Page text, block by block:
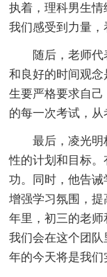
执着，理科男生情
我们感受到力量，
随后，老师代
和良好的时间观
生要严格要求自
的每一次考试，从
最后，凌光明
性的计划和目标
功。同时，他告
增强学习氛围，
年里，初三的老师
我们会在这个团
年的今天将是我们